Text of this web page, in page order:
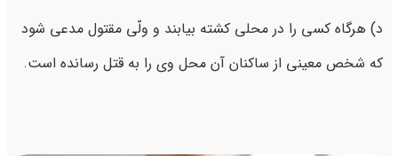
د) هرگاه کسی را در محلی کشته بیابند و ولّی مقتول مدعی شود
که شخص معینی از ساکنان آن محل وی را به قتل رسانده است.